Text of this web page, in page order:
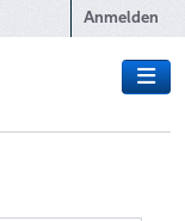
Anmelden